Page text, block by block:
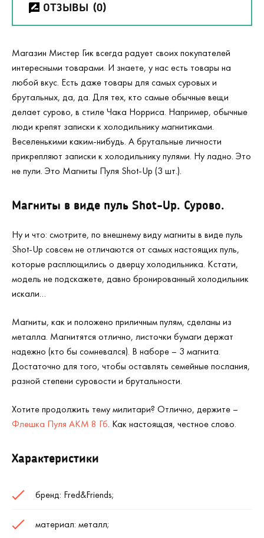
ОТЗЫВЫ (0)
Магазин Мистер Гик всегда радует своих покупателей
интересными товарами. И знаете, у нас есть товары на
любой вкус. Есть даже товары для самых суровых и
брутальных, да, да. Для тех, кто самые обычные вещи
делает сурово, в стиле Чака Норриса. Например, обычные
люди крепят записки к холодильнику магнитиками.
Веселенькими каким-нибудь. А брутальные личности
прикрепляют записки к холодильнику пулями. Ну ладно. Это
не пули. Это Магниты Пуля Shot-Up (3 шт.).
Магниты в виде пуль Shot-Up. Сурово.
Ну и что: смотрите, по внешнему виду магниты в виде пуль
Shot-Up совсем не отличаются от самых настоящих пуль,
которые расплющились о дверцу холодильника. Кстати,
модель не подскажете, давно бронированный холодильник
искали…
Магниты, как и положено приличным пулям, сделаны из
металла. Магнитятся отлично, листочки бумаги держат
надежно (кто бы сомневался). В наборе – 3 магнита.
Достаточно для того, чтобы оставлять семейные послания,
разной степени суровости и брутальности.
Хотите продолжить тему милитари? Отлично, держите –
Флешка Пуля АКМ 8 Гб. Как настоящая, честное слово.
Характеристики
бренд: Fred&Friends;
материал: металл;